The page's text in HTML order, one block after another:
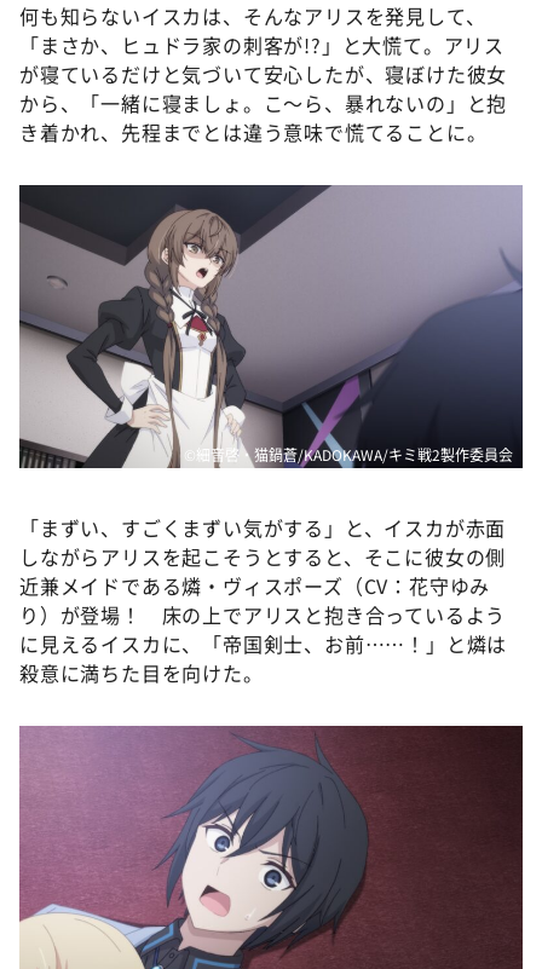
何も知らないイスカは、そんなアリスを発見して、
「まさか、ヒュドラ家の刺客が!?」と大慌て。アリス
が寝ているだけと気づいて安心したが、寝ぼけた彼女
から、「一緒に寝ましょ。こ～ら、暴れないの」と抱
き着かれ、先程までとは違う意味で慌てることに。
©細音啓・猫鍋蒼/KADOKAWA/キミ戦2製作委員会
「まずい、すごくまずい気がする」と、イスカが赤面
しながらアリスを起こそうとすると、そこに彼女の側
近兼メイドである燐・ヴィスポーズ（CV：花守ゆみ
り）が登場！ 床の上でアリスと抱き合っているよう
に見えるイスカに、「帝国剣士、お前……！」と燐は
殺意に満ちた目を向けた。